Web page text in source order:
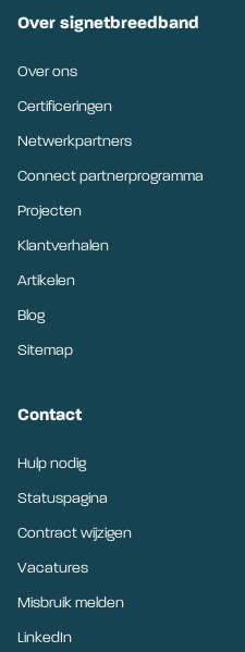
Over signetbreedband
Over ons
Certificeringen
Netwerkpartners
Connect partnerprogramma
Projecten
Klantverhalen
Artikelen
Blog
Sitemap
Contact
Hulp nodig
Statuspagina
Contract wijzigen
Vacatures
Misbruik melden
LinkedIn